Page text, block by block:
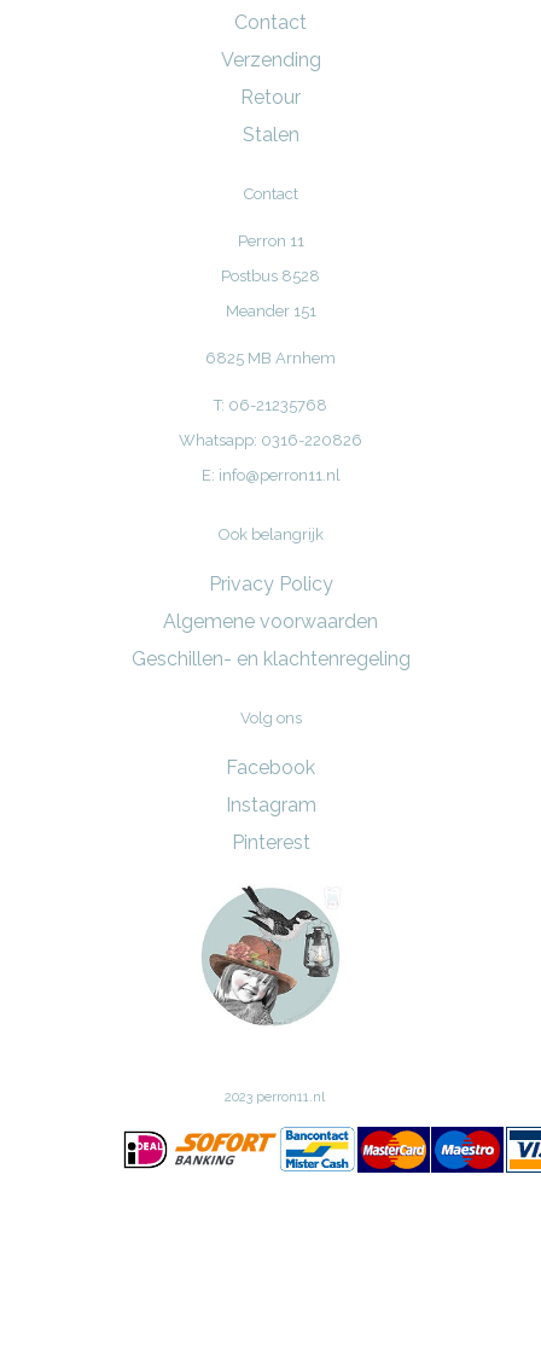
Contact
Verzending
Retour
Stalen
Contact
Perron 11
Postbus 8528
Meander 151
6825 MB Arnhem
T: 06-21235768
Whatsapp: 0316-220826
E: info@perron11.nl
Ook belangrijk
Privacy Policy
Algemene voorwaarden
Geschillen- en klachtenregeling
Volg ons
Facebook
Instagram
Pinterest
2023 perron11.nl